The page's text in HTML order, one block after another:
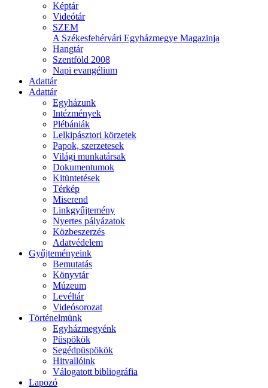
Képtár
Videótár
SZEM
A Székesfehérvári Egyházmegye Magazinja
Hangtár
Szentföld 2008
Napi evangélium
Adattár
Adattár
Egyházunk
Intézmények
Plébániák
Lelkipásztori körzetek
Papok, szerzetesek
Világi munkatársak
Dokumentumok
Kitüntetések
Térkép
Miserend
Linkgyűjtemény
Nyertes pályázatok
Közbeszerzés
Adatvédelem
Gyűjteményeink
Bemutatás
Könyvtár
Múzeum
Levéltár
Videósorozat
Történelmünk
Egyházmegyénk
Püspökök
Segédpüspökök
Hitvallóink
Válogatott bibliográfia
Lapozó